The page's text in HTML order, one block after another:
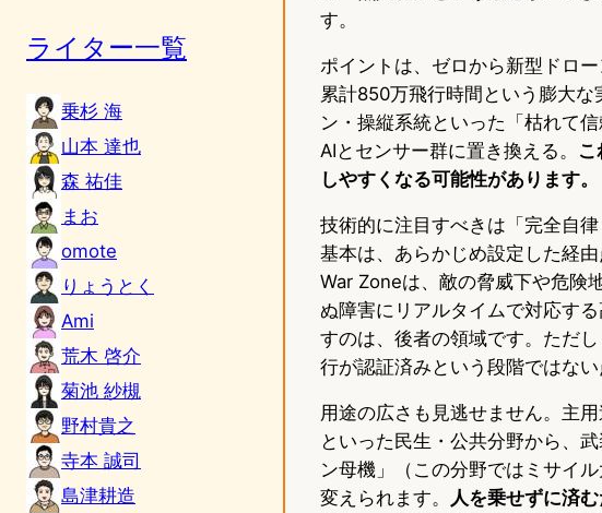
ライター一覧
乗杉 海
山本 達也
森 祐佳
まお
omote
りょうとく
Ami
荒木 啓介
菊池 紗槻
野村貴之
寺本 誠司
島津耕造
す。
ポイントは、ゼロから新型ドロ
累計850万飛行時間という膨大
ン・操縦系統といった「枯れて
AIとセンサー群に置き換える。
しやすくなる可能性があります。
技術的に注目すべきは「完全自
基本は、あらかじめ設定した経
War Zoneは、敵の脅威下や危険
ぬ障害にリアルタイムで対応す
すのは、後者の領域です。ただ
行が認証済みという段階ではない
用途の広さも見逃せません。主
といった民生・公共分野から、
ン母機」（この分野ではミサイ
変えられます。
人を乗せずに済